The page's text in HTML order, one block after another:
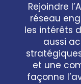
Rejoindre
réseau
les intérêts
aussi
et une
façonne